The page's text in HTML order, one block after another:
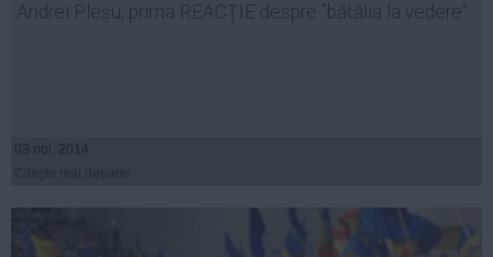
Andrei Pleșu, prima REACȚIE despre ”bătălia la vedere”
03 noi, 2014